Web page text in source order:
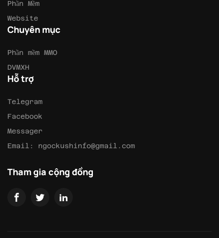
Phần Mềm
Website
Chuyên mục
Phần mềm MMO
DVMXH
Hỗ trợ
Telegram
Facebook
Messager
Email: ngockushinfo@gmail.com
Tham gia cộng đồng